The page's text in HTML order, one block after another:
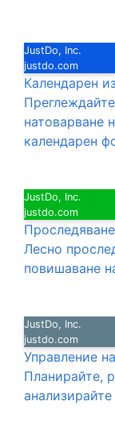
JustDo, Inc.
justdo.com
Календарен
натоварване
календарен
JustDo, Inc.
justdo.com
Лесно
повишаване
JustDo, Inc.
justdo.com
Управление
Планирайте,